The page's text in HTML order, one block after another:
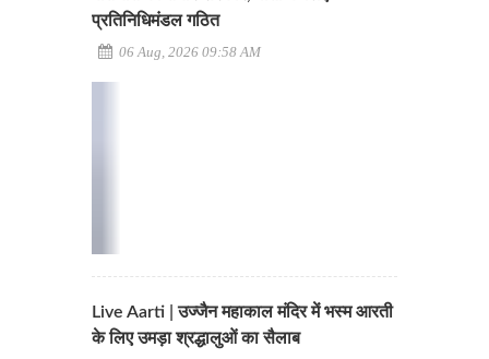
प्रतिनिधिमंडल गठित
06 Aug, 2026 09:58 AM
Live Aarti | उज्जैन महाकाल मंदिर में भस्म आरती
के लिए उमड़ा श्रद्धालुओं का सैलाब